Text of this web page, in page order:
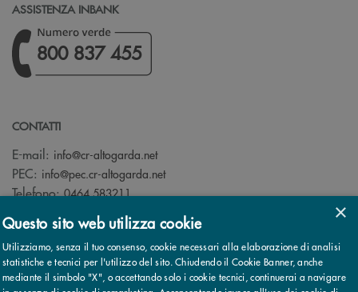
ASSISTENZA INBANK
800 837 455
CONTATTI
E-mail: info@cr-altogarda.net(si apre l’app di posta elettronica)
PEC: info@pec.cr-altogarda.net(si apre l’app di posta elettronica)
Telefono:0464 583211
© 2026 Cassa Rurale AltoGarda - Rovereto - Banca di Credito
×
Questo sito web utilizza cookie
Utilizziamo, senza il tuo consenso, cookie necessari alla elaborazione di analisi
statistiche e tecnici per l'utilizzo del sito. Chiudendo il Cookie Banner, anche
mediante il simbolo "X", o accettando solo i cookie tecnici, continuerai a navigare